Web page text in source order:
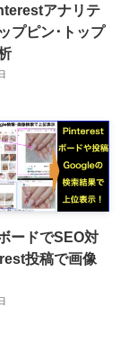
アナリテ
プピン･トップ
ードでSEO対
投稿で画像